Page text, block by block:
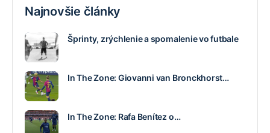
Najnovšie články
Šprinty, zrýchlenie a spomalenie vo futbale
In The Zone: Giovanni van Bronckhorst…
In The Zone: Rafa Benítez o…